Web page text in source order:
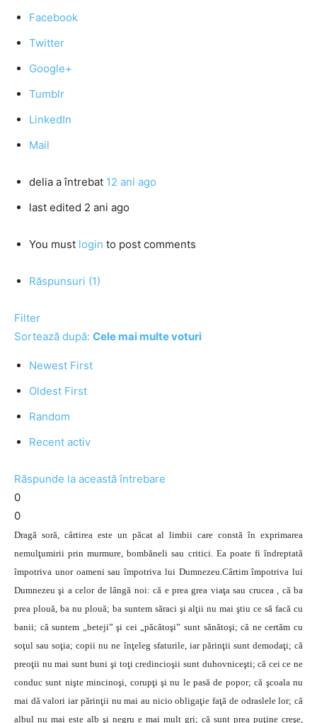
Facebook
Twitter
Google+
Tumblr
LinkedIn
Mail
delia a întrebat 12 ani ago
last edited 2 ani ago
You must login to post comments
Răspunsuri (1)
Filter
Sortează după: Cele mai multe voturi
Newest First
Oldest First
Random
Recent activ
Răspunde la această întrebare
0
0
Dragă soră, cârtirea este un păcat al limbii care constă în exprimarea
nemulţumirii prin murmure, bombăneli sau critici. Ea poate fi îndreptată
împotriva unor oameni sau împotriva lui Dumnezeu.Cârtim împotriva lui
Dumnezeu şi a celor de lângă noi: că e prea grea viaţa sau crucea , că ba
prea plouă, ba nu plouă; ba suntem săraci şi alţii nu mai ştiu ce să facă cu
banii; că suntem „beteji” şi cei „păcătoşi” sunt sănătoşi; că ne certăm cu
soţul sau soţia; copii nu ne înţeleg sfaturile, iar părinţii sunt demodaţi; că
preoţii nu mai sunt buni şi toţi credincioşii sunt duhovniceşti; că cei ce ne
conduc sunt nişte mincinoşi, corupţi şi nu le pasă de popor; că şcoala nu
mai dă valori iar părinţii nu mai au nicio obligaţie faţă de odraslele lor; că
albul nu mai este alb şi negru e mai mult gri; că sunt prea puţine creşe,